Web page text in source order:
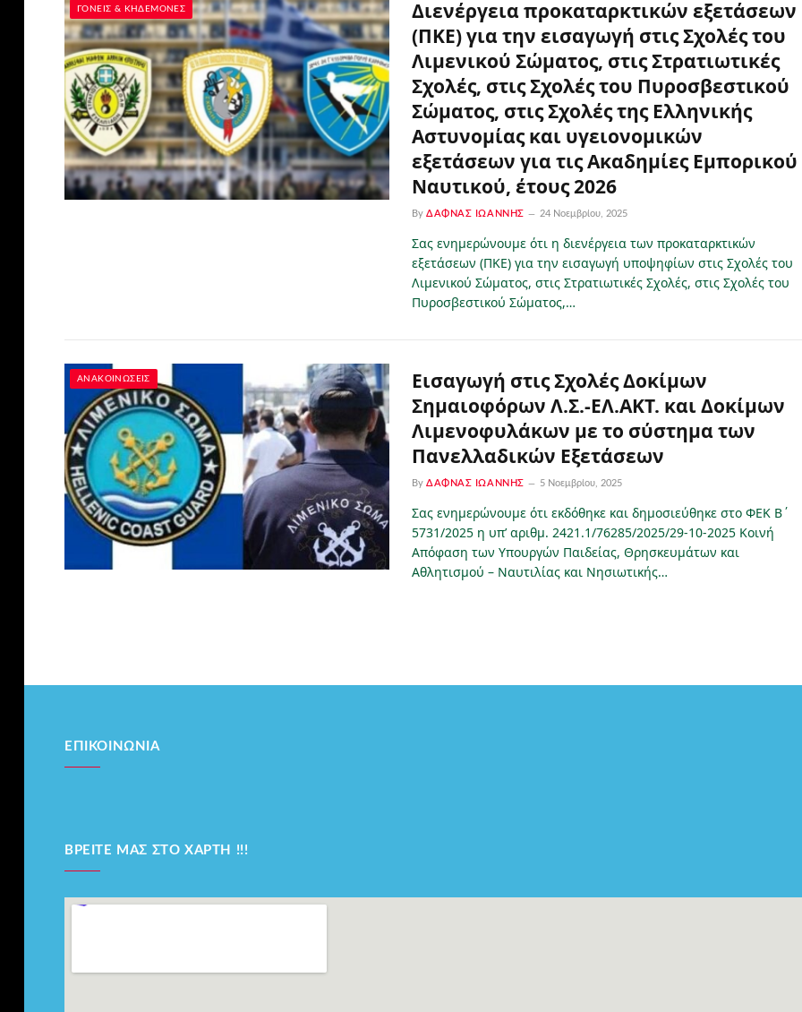
ΓΟΝΕΊΣ & ΚΗΔΕΜΌΝΕΣ
Διενέργεια προκαταρκτικών εξετάσεων
(ΠΚΕ) για την εισαγωγή στις Σχολές του
Λιμενικού Σώματος, στις Στρατιωτικές
Σχολές, στις Σχολές του Πυροσβεστικού
Σώματος, στις Σχολές της Ελληνικής
Αστυνομίας και υγειονομικών
εξετάσεων για τις Ακαδημίες Εμπορικού
Ναυτικού, έτους 2026
By ΔΑΦΝΆΣ ΙΩΆΝΝΗΣ 24 Νοεμβρίου, 2025
Σας ενημερώνουμε ότι η διενέργεια των προκαταρκτικών
εξετάσεων (ΠΚΕ) για την εισαγωγή υποψηφίων στις Σχολές του
Λιμενικού Σώματος, στις Στρατιωτικές Σχολές, στις Σχολές του
Πυροσβεστικού Σώματος,…
ΑΝΑΚΟΙΝΏΣΕΙΣ
Εισαγωγή στις Σχολές Δοκίμων
Σημαιοφόρων Λ.Σ.-ΕΛ.ΑΚΤ. και Δοκίμων
Λιμενοφυλάκων με το σύστημα των
Πανελλαδικών Εξετάσεων
By ΔΑΦΝΆΣ ΙΩΆΝΝΗΣ 5 Νοεμβρίου, 2025
Σας ενημερώνουμε ότι εκδόθηκε και δημοσιεύθηκε στο ΦΕΚ Β΄
5731/2025 η υπ’ αριθμ. 2421.1/76285/2025/29-10-2025 Κοινή
Απόφαση των Υπουργών Παιδείας, Θρησκευμάτων και
Αθλητισμού – Ναυτιλίας και Νησιωτικής…
ΕΠΙΚΟΙΝΩΝΊΑ
ΒΡΕΊΤΕ ΜΑΣ ΣΤΟ ΧΆΡΤΗ !!!